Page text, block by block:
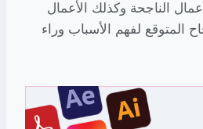
الناجحة وكذلك الأعمال
المتوقع لفهم الأسباب وراء